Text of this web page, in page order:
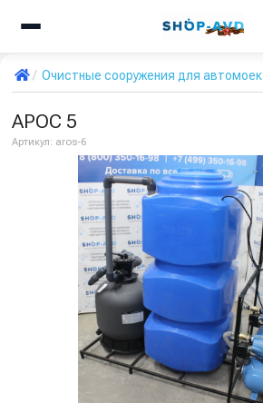
Очистные сооружения для автомоек
АРОС 5
Артикул: aros-6